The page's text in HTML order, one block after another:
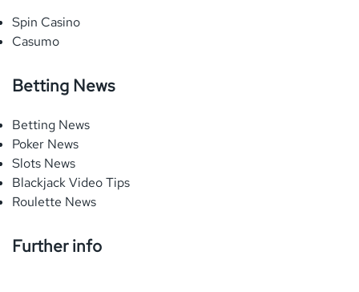
Spin Casino
Casumo
Betting News
Betting News
Poker News
Slots News
Blackjack Video Tips
Roulette News
Further info